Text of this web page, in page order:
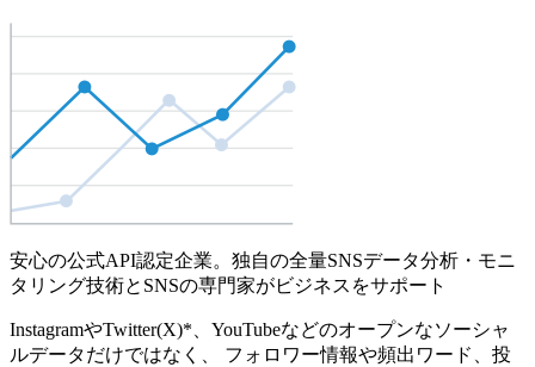
安心の公式API認定企業。独自の全量SNSデータ分析・モニ
タリング技術とSNSの専門家がビジネスをサポート
InstagramやTwitter(X)*、YouTubeなどのオープンなソーシャ
ルデータだけではなく、 フォロワー情報や頻出ワード、投